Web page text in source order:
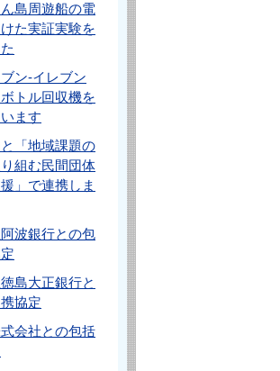
島周遊船の電
た実証実験を
ン-イレブン
トル回収機を
ます
「地域課題の
組む民間団体
」で連携しま
波銀行との包
島大正銀行と
協定
会社との包括